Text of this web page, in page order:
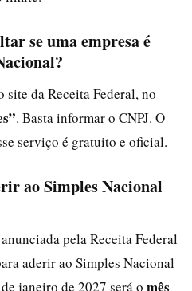
se uma empresa é
da Receita Federal, no
. Basta informar o CNPJ. O
serviço é gratuito e oficial.
ao Simples Nacional
pela Receita Federal
aderir ao Simples Nacional
janeiro de 2027 será o mês